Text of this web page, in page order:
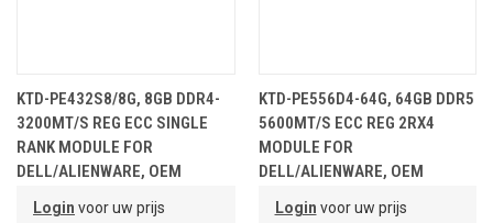
KTD-PE432S8/8G, 8GB DDR4-
3200MT/S REG ECC SINGLE
RANK MODULE FOR
DELL/ALIENWARE, OEM
Login voor uw prijs
KTD-PE556D4-64G, 64GB DDR5
5600MT/S ECC REG 2RX4
MODULE FOR
DELL/ALIENWARE, OEM
Login voor uw prijs